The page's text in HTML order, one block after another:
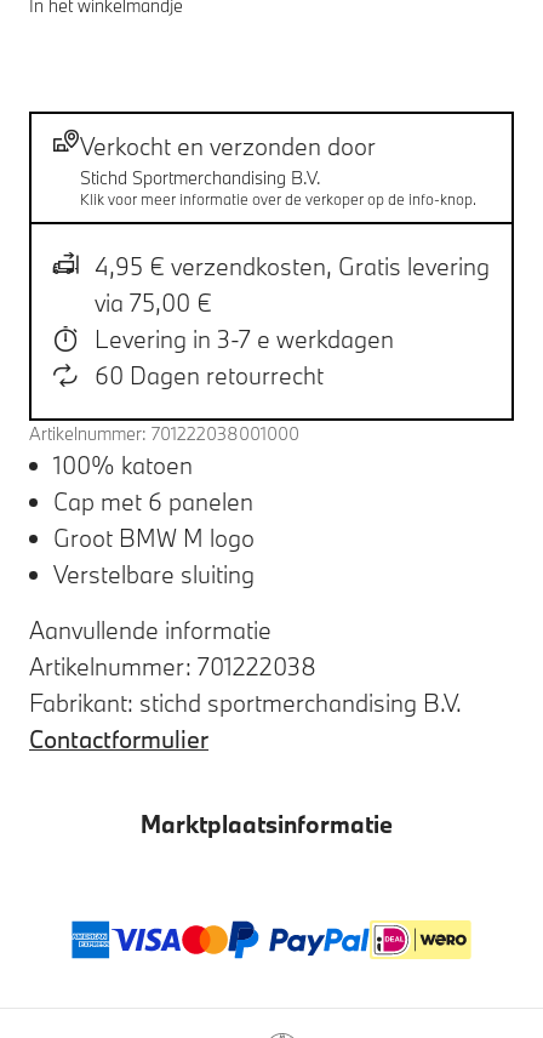
In het winkelmandje
Verzending
Verkocht en verzonden door
Stichd Sportmerchandising B.V.
Klik voor meer informatie over de verkoper op de info-knop.
4,95 € verzendkosten, Gratis levering
via 75,00 €
Levering in 3-7 e werkdagen
60 Dagen retourrecht
Artikelnummer: 701222038001000
100% katoen
Cap met 6 panelen
Groot BMW M logo
Verstelbare sluiting
Aanvullende informatie
Artikelnummer: 701222038
Fabrikant: stichd sportmerchandising B.V.
Contactformulier
Marktplaatsinformatie
Betaalmethoden